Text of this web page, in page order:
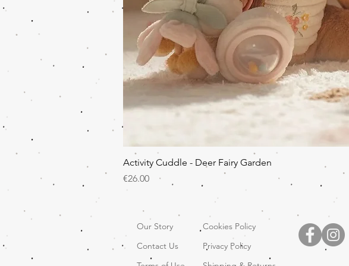
Activity Cuddle - Deer Fairy Garden
Price
€26.00
Our Story
Contact Us
Cookies Policy
Privacy Policy